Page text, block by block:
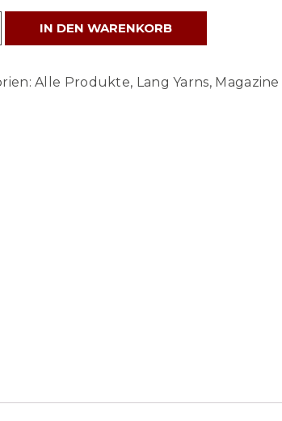
IN DEN WARENKORB
Alle Produkte, Lang Yarns, Magazine